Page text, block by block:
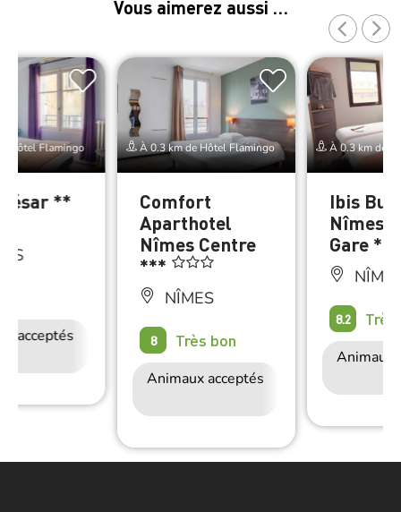
Vous aimerez aussi …
Hôtel Flamingo
**
acceptés
Accès Internet
À 0.3 km de Hôtel Flamingo
Comfort
Aparthotel
Nîmes Centre
***
NÎMES
8 Très bon
Animaux acceptés
Accès Internet
À 0.3 km de
Ibis
Nîmes
Gare **
8.2 Très
Animaux